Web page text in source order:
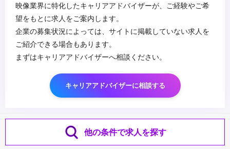
作経験
・AE・Nukeなどを活用したCG映像のコンポジット・ポストプロダ
クションの経験
・AIを活用した作品制作経験
・手書きアニメ制作経験
・セルルック表現（シェーダー調整など）の知識や実務経験
ションの調整経験
・制作パイプラインの効率化や管理ツールの利用経験
やパイプラインの開発に興味のある方）
・問題解決を楽しめる方（クリエイターが直面する技術的課題を解
決し、円滑な制作をサポートしたい方）
・チームワークを大切にできる方（他職種と協力しながら仕事を進
めたい方）
れながらスキルアップしたい方）
・映像やゲーム制作に情熱を持っている方（より完成度の高い表現
...
映像業界に特化したキャリアアドバイザーが、ご経験やご希
望をもとに求人をご案内します。
企業の募集状況によっては、サイトに掲載していない求人を
ご紹介できる場合もあります。
まずはキャリアアドバイザーへ相談ください。
キャリアアドバイザーに相談する
他の条件で求人を探す